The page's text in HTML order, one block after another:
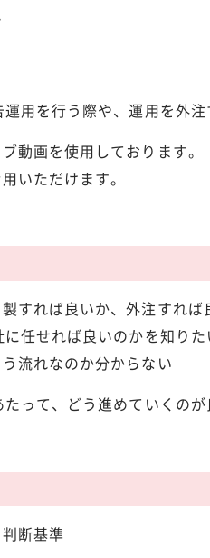
用を行う際や、運用を外
動画を使用しております。
いただけます。
すれば良いか、外注すれ
任せれば良いのかを知りた
流れなのか分からない
って、どう進めていくの
断基準